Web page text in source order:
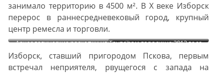
занимало территорию в 4500 м². В X веке Изборск
перерос в раннесредневековый город, крупный
центр ремесла и торговли.
Труворово городище.
Археологические раскопки на Трувором городище 2013 года
Изборск, ставший пригородом Пскова, первым
встречал неприятеля, рвущегося с запада на